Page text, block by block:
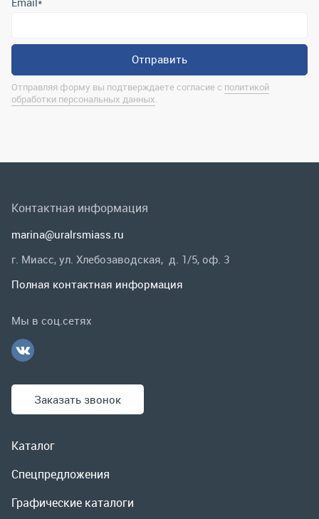
Спецпредложения
Гарантии и возврат
Контактная информация
marina@uralrsmiass.ru
Заказать звонок